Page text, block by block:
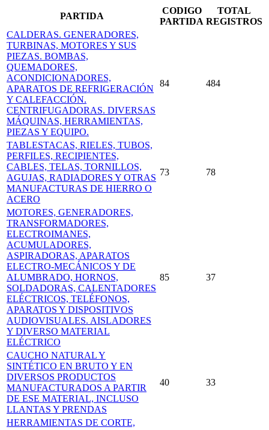
PARTIDA
CODIGO
PARTIDA
TOTAL
REGISTROS
CALDERAS. GENERADORES,
TURBINAS, MOTORES Y SUS
PIEZAS. BOMBAS,
QUEMADORES,
ACONDICIONADORES,
APARATOS DE REFRIGERACIÓN
Y CALEFACCIÓN.
CENTRIFUGADORAS. DIVERSAS
MÁQUINAS, HERRAMIENTAS,
PIEZAS Y EQUIPO.
84 484
TABLESTACAS, RIELES, TUBOS,
PERFILES, RECIPIENTES,
CABLES, TELAS, TORNILLOS,
AGUJAS, RADIADORES Y OTRAS
MANUFACTURAS DE HIERRO O
ACERO
73 78
MOTORES, GENERADORES,
TRANSFORMADORES,
ELECTROIMANES,
ACUMULADORES,
ASPIRADORAS, APARATOS
ELECTRO-MECÁNICOS Y DE
ALUMBRADO, HORNOS,
SOLDADORAS, CALENTADORES
ELÉCTRICOS, TELÉFONOS,
APARATOS Y DISPOSITIVOS
AUDIOVISUALES. AISLADORES
Y DIVERSO MATERIAL
ELÉCTRICO
85 37
CAUCHO NATURAL Y
SINTÉTICO EN BRUTO Y EN
DIVERSOS PRODUCTOS
MANUFACTURADOS A PARTIR
DE ESE MATERIAL, INCLUSO
LLANTAS Y PRENDAS
40 33
HERRAMIENTAS DE CORTE,